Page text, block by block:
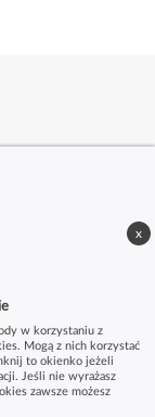
w korzystaniu z
Mogą z nich korzystać
to okienko jeżeli
Jeśli nie wyrażasz
zawsze możesz
x